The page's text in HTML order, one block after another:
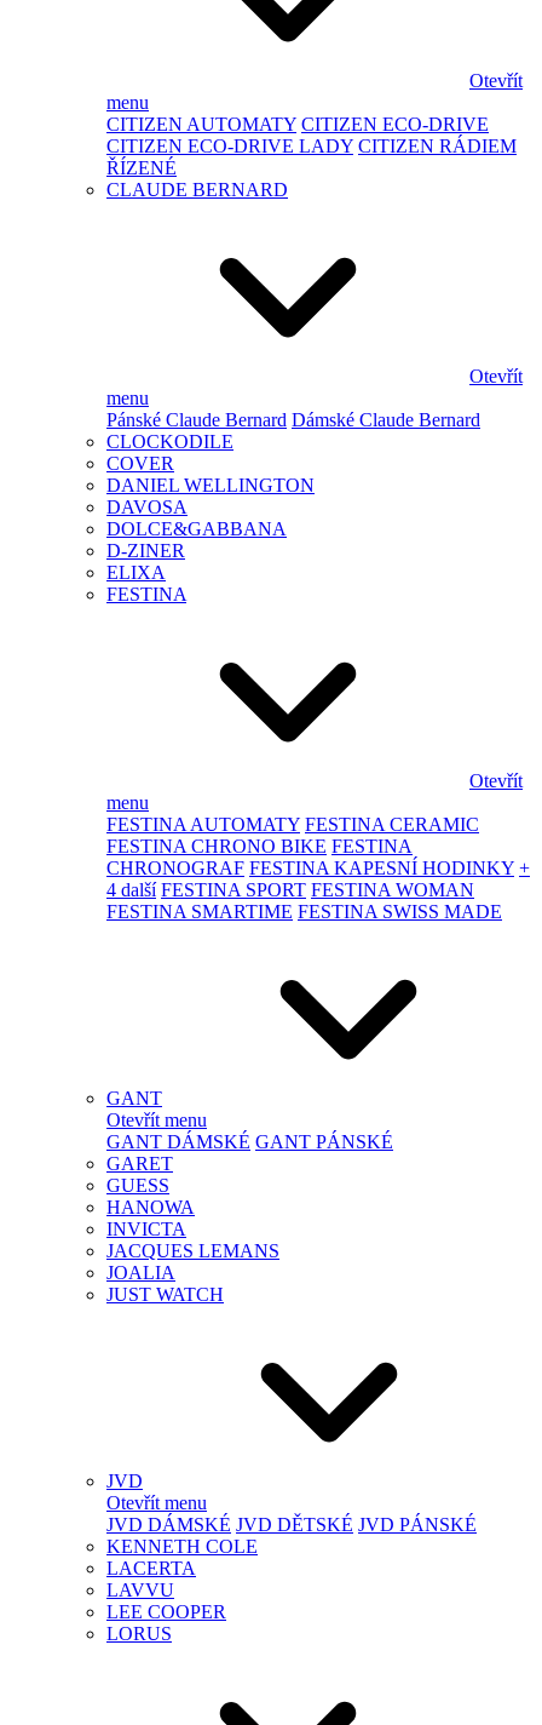
Otevřít
menu
CITIZEN AUTOMATY CITIZEN ECO-DRIVE
CITIZEN ECO-DRIVE LADY CITIZEN RÁDIEM
ŘÍZENÉ
CLAUDE BERNARD
Otevřít
menu
Pánské Claude Bernard Dámské Claude Bernard
CLOCKODILE
COVER
DANIEL WELLINGTON
DAVOSA
DOLCE&GABBANA
D-ZINER
ELIXA
FESTINA
Otevřít
menu
FESTINA AUTOMATY FESTINA CERAMIC
FESTINA CHRONO BIKE FESTINA
CHRONOGRAF FESTINA KAPESNÍ HODINKY +
4 další FESTINA SPORT FESTINA WOMAN
FESTINA SMARTIME FESTINA SWISS MADE
GANT
Otevřít menu
GANT DÁMSKÉ GANT PÁNSKÉ
GARET
GUESS
HANOWA
INVICTA
JACQUES LEMANS
JOALIA
JUST WATCH
JVD
Otevřít menu
JVD DÁMSKÉ JVD DĚTSKÉ JVD PÁNSKÉ
KENNETH COLE
LACERTA
LAVVU
LEE COOPER
LORUS